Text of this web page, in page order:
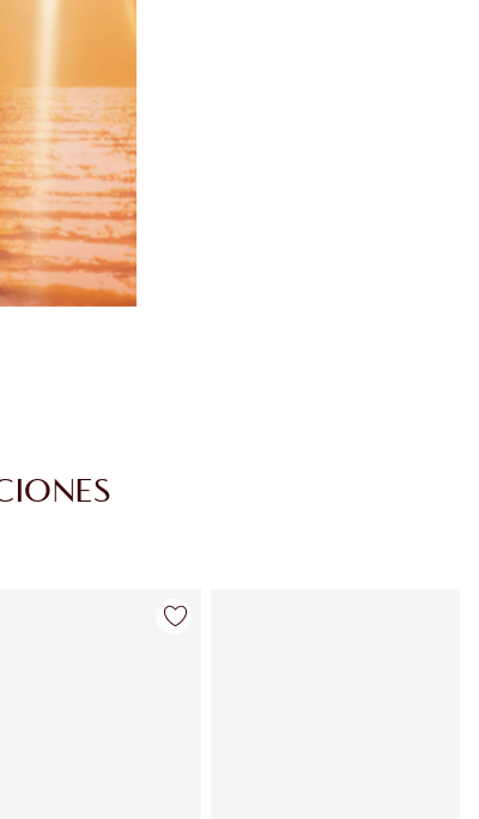
Artículo 4 de 30